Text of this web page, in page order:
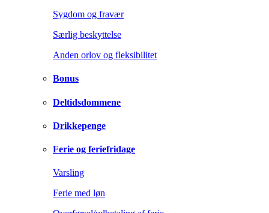
Sygdom og fravær
Særlig beskyttelse
Anden orlov og fleksibilitet
Bonus
Deltidsdommene
Drikkepenge
Ferie og feriefridage
Varsling
Ferie med løn